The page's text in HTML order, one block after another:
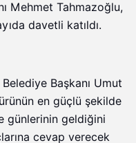
Mehmet Tahmazoğlu,
davetli katıldı.
Başkanı Umut
en güçlü şekilde
günlerinin geldiğini
cevap verecek